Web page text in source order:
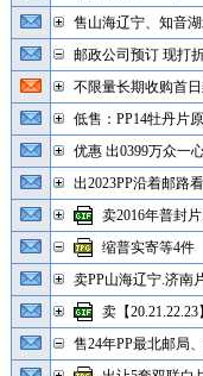
售山海辽宁、知音
邮政公司预订 现打
不限量长期收购首
低售：PP14牡丹片
优惠 出0399万众一
出2023PP沿着邮路
卖2016年普封
缩普实寄等4件
卖PP山海辽宁.济南
卖【
售24年PP最北邮局